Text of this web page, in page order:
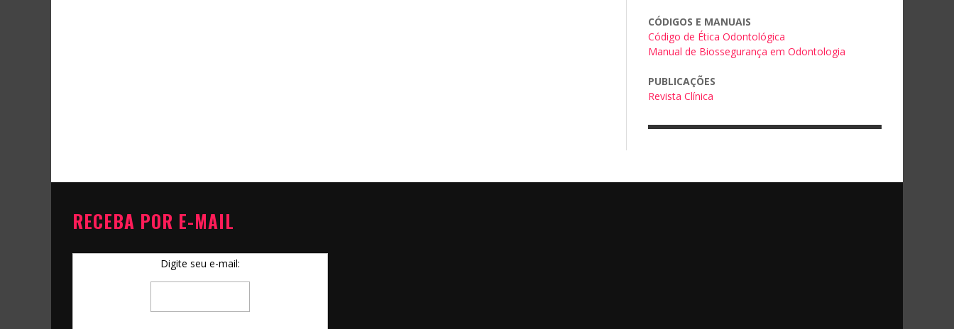
CÓDIGOS E MANUAIS
Código de Ética Odontológica
Manual de Biossegurança em Odontologia
PUBLICAÇÕES
Revista Clínica
RECEBA POR E-MAIL
Digite seu e-mail: